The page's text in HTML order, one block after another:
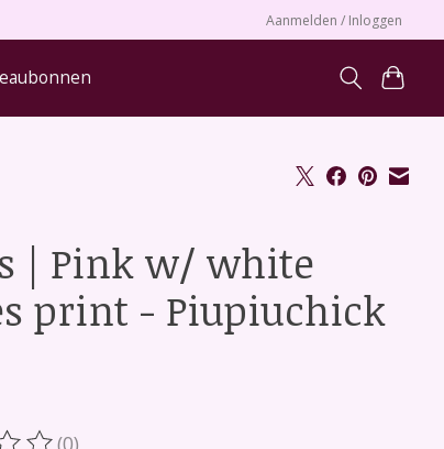
Aanmelden / Inloggen
| Pink w/ white
print - Piupiuchick
(0)